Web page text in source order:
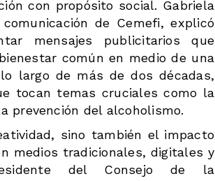
con propósito social. Gabriela
de Cemefi, explicó
mensajes publicitarios que
común en medio de una
largo de más de dos décadas,
tocan temas cruciales como la
prevención del alcoholismo.
sino también el impacto
medios tradicionales, digitales y
del Consejo de la